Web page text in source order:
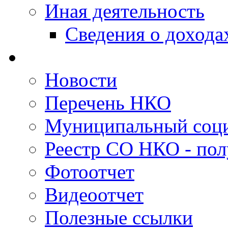
Иная деятельность
Сведения о
Новости
Перечень НКО
Муниципальный
Реестр СО НКО -
Фотоотчет
Видеоотчет
Полезные ссылки